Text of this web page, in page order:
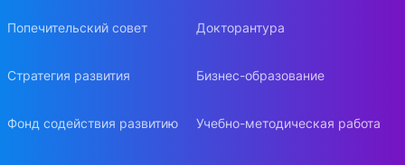
Попечительский совет
Стратегия развития
Фонд содействия развитию
Докторантура
Бизнес-образование
Учебно-методическая работа